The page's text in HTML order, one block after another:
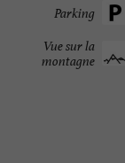
Parking
Vue sur la
montagne